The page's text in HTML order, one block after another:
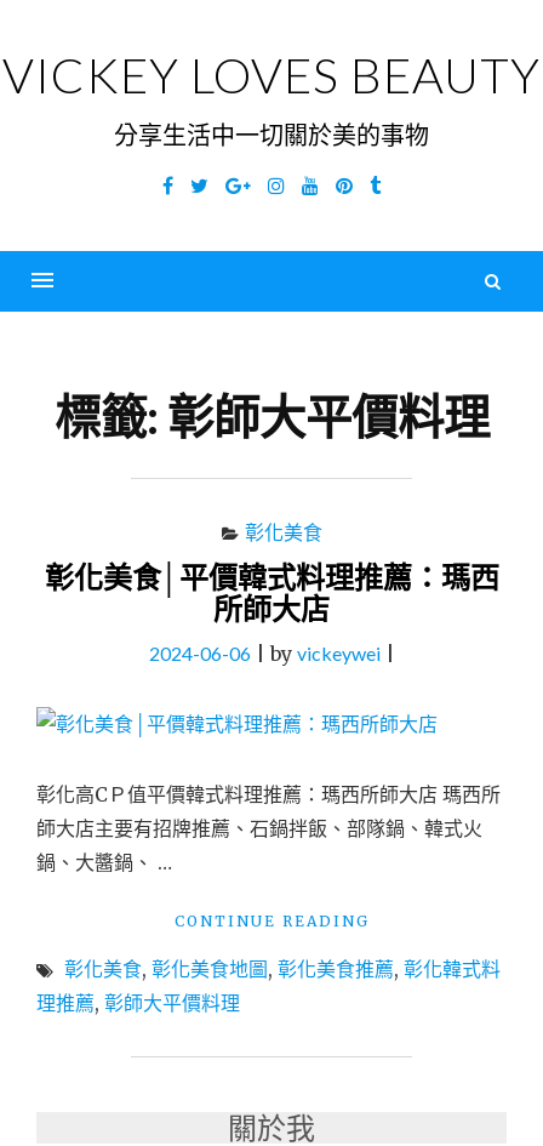
content
VICKEY LOVES BEAUTY
分享生活中一切關於美的事物
Facebook
TwitterGoogleInstagramYouTubePinterest
Tumblr
標籤: 彰師大平價料理
彰化美食
彰化美食│平價韓式料理推薦：瑪西
所師大店
2024-06-06|by vickeywei|
彰化高CＰ值平價韓式料理推薦：瑪西所師大店 瑪西所
師大店主要有招牌推薦、石鍋拌飯、部隊鍋、韓式火
鍋、大醬鍋、 …
CONTINUE READING
美
彰化美食, 彰化美食地圖, 彰化美食推薦, 彰化韓式料
理推薦, 彰師大平價料理
關於我